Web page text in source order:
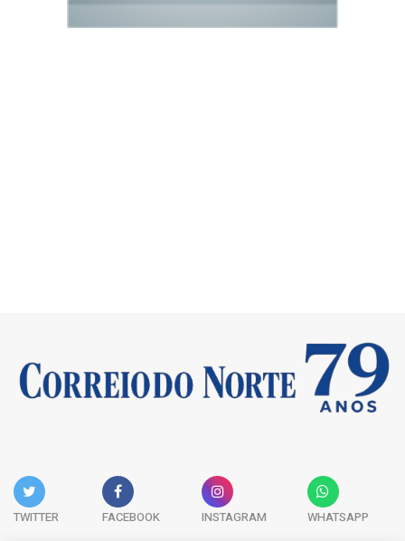
TWITTER FACEBOOK INSTAGRAM WHATSAPP